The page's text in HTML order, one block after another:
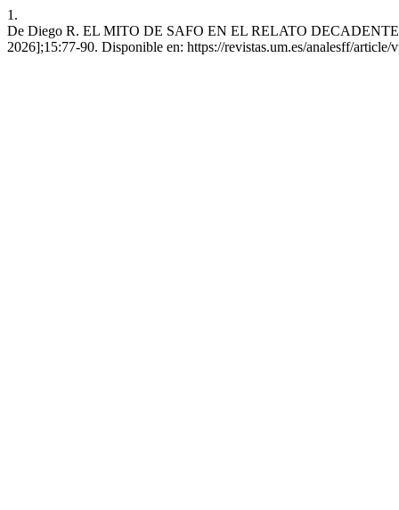
1.
De Diego R. EL MITO DE SAFO EN EL RELATO
2026];15:77-90. Disponible en: https://revistas.um.es/analesff/article/